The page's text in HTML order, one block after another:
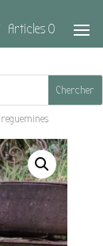
Articles 0